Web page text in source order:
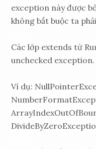
exception này được
không bắt buộc ta
Các lớp extends từ
unchecked exception.
Ví dụ: